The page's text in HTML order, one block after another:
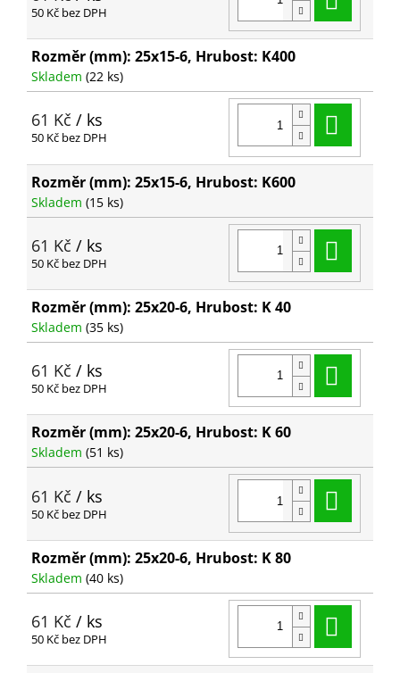
50 Kč bez DPH
Rozměr (mm): 25x15-6, Hrubost: K400
Skladem (22 ks)
61 Kč / ks
50 Kč bez DPH
Rozměr (mm): 25x15-6, Hrubost: K600
Skladem (15 ks)
61 Kč / ks
50 Kč bez DPH
Rozměr (mm): 25x20-6, Hrubost: K 40
Skladem (35 ks)
61 Kč / ks
50 Kč bez DPH
Rozměr (mm): 25x20-6, Hrubost: K 60
Skladem (51 ks)
61 Kč / ks
50 Kč bez DPH
Rozměr (mm): 25x20-6, Hrubost: K 80
Skladem (40 ks)
61 Kč / ks
50 Kč bez DPH